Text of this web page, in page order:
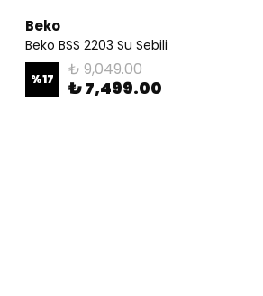
Beko
Beko BSS 2203 Su Sebili
%17 ₺ 9,049.00
₺ 7,499.00